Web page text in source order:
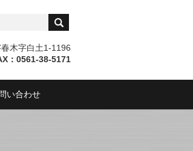
木字白土1-1196
：0561-38-5171
い合わせ